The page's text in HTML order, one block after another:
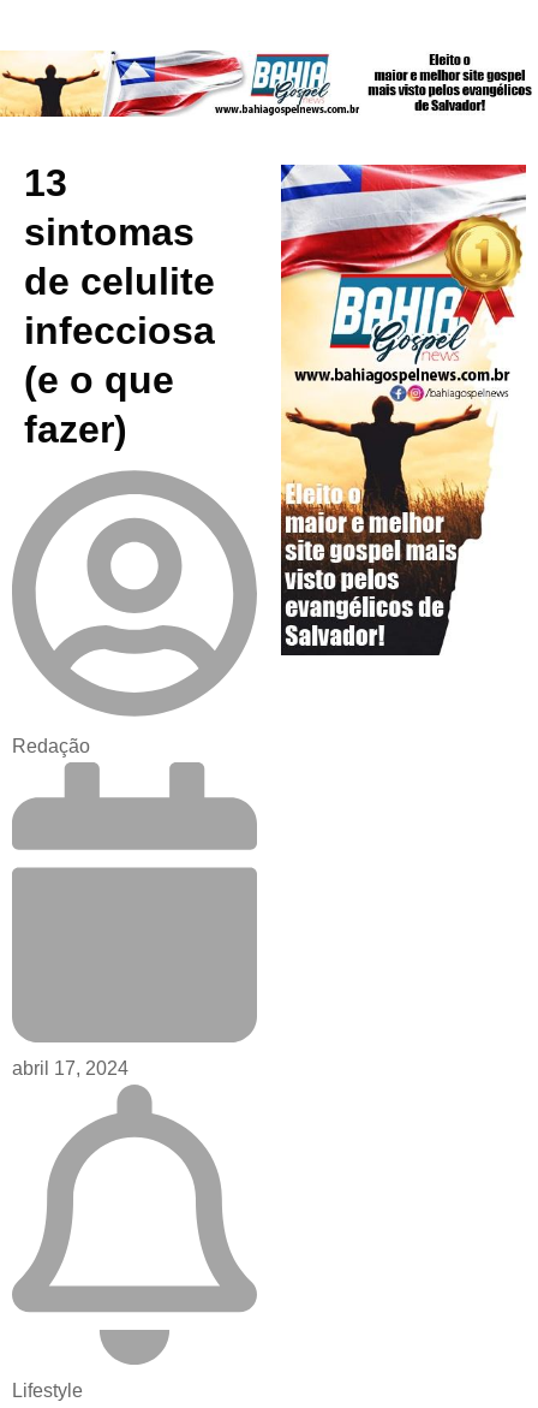
13
sintomas
de celulite
infecciosa
(e o que
fazer)
Redação
abril 17, 2024
Lifestyle